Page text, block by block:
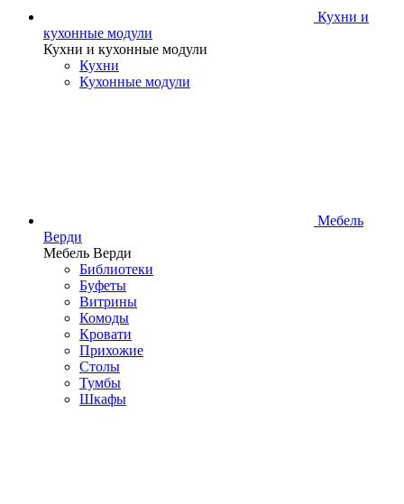
Кухни и
кухонные модули
Кухни и кухонные модули
Кухни
Кухонные модули
Мебель
Верди
Мебель Верди
Библиотеки
Буфеты
Витрины
Комоды
Кровати
Прихожие
Столы
Тумбы
Шкафы